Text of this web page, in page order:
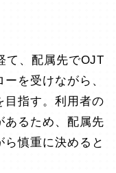
、配属先でOJT
を受けながら、
目指す。利用者の
あるため、配属先
慎重に決めると